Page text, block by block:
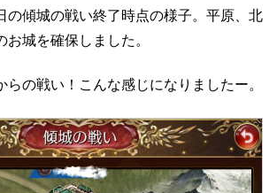
の傾城の戦い終了時点の様子。平原、北
城を確保しました。
らの戦い！こんな感じになりましたー。